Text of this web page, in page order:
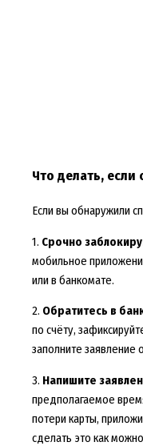
Что делать, если
Если вы обнаружили
1. Срочно
мобильное
или в банкомате.
2. Обратитесь в
по счёту,
заполните заявление
3. Напишите
предполагаемое
потери карты,
сделать это как